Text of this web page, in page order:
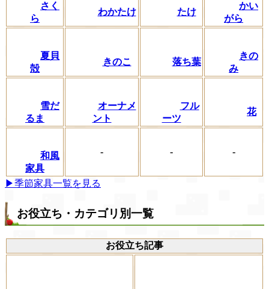
さく
ら
わかたけ たけ
かい
がら
夏貝
殻
きのこ 落ち葉
きの
み
雪だ
るま
オーナメ
ント
フル
ーツ
花
和風
家具
- - -
▶季節家具一覧を見る
お役立ち・カテゴリ別一覧
お役立ち記事